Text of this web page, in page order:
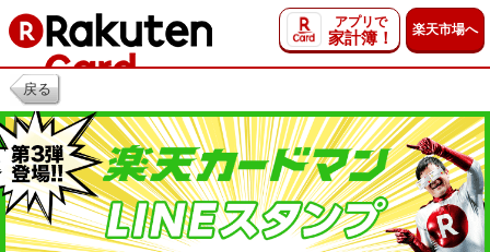
アプリで
家計簿！ 楽天市場へ
戻る